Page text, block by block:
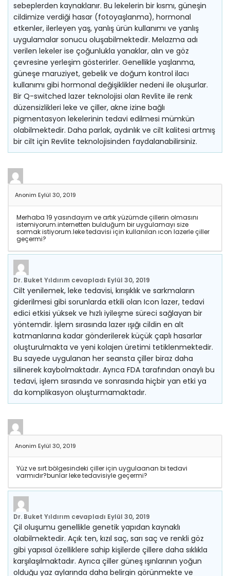
sebeplerden kaynaklanır. Bu lekelerin bir kısmı, güneşin
cildimize verdiği hasar (fotoyaşlanma), hormonal
etkenler, ilerleyen yaş, yanlış ürün kullanımı ve yanlış
uygulamalar sonucu oluşabilmektedir. Melazma adı
verilen lekeler ise çoğunlukla yanaklar, alın ve göz
çevresine yerleşim gösterirler. Genellikle yaşlanma,
güneşe maruziyet, gebelik ve doğum kontrol ilacı
kullanımı gibi hormonal değişiklikler nedeni ile oluşurlar.
Bir Q-switched lazer teknolojisi olan Revlite ile renk
düzensizlikleri leke ve çiller, akne izine bağlı
pigmentasyon lekelerinin tedavi edilmesi mümkün
olabilmektedir. Daha parlak, aydınlık ve cilt kalitesi artmış
bir cilt için Revlite teknolojisinden faydalanabilirsiniz.
Anonim Eylül 30, 2019
Merhaba 19 yasındayım ve artık yüzümde çillerin olmasını
istemiyorum.internetten bulduğum bir uygulamayı size
sormak istiyorum.leke tedavisi için kullanılan ıcon lazerle çiller
geçermi?
Dr. Buket Yıldırım cevapladı Eylül 30, 2019
Cilt yenilemek, leke tedavisi, kırışıklık ve sarkmaların
giderilmesi gibi sorunlarda etkili olan Icon lazer, tedavi
edici etkisi yüksek ve hızlı iyileşme süreci sağlayan bir
yöntemdir. İşlem sırasında lazer ışığı cildin en alt
katmanlarına kadar gönderilerek küçük çaplı hasarlar
oluşturulmakta ve yeni kolajen üretimi tetiklenmektedir.
Bu sayede uygulanan her seansta çiller biraz daha
silinerek kaybolmaktadır. Ayrıca FDA tarafından onaylı bu
tedavi, işlem sırasında ve sonrasında hiçbir yan etki ya
da komplikasyon oluşturmamaktadır.
Anonim Eylül 30, 2019
Yüz ve sırt bölgesindeki çiller için uygulaanan bi tedavi
varmıdır?bunlar leke tedavisiyle geçermi?
Dr. Buket Yıldırım cevapladı Eylül 30, 2019
Çil oluşumu genellikle genetik yapıdan kaynaklı
olabilmektedir. Açık ten, kızıl saç, sarı saç ve renkli göz
gibi yapısal özelliklere sahip kişilerde çillere daha sıklıkla
karşılaşılmaktadır. Ayrıca çiller güneş ışınlarının yoğun
olduğu yaz aylarında daha belirgin görünmekte ve